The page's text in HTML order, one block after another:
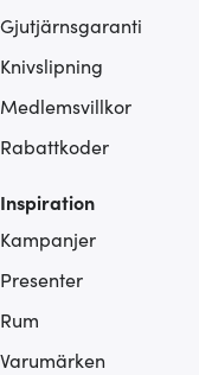
Gjutjärnsgaranti
Knivslipning
Medlemsvillkor
Rabattkoder
Inspiration
Kampanjer
Presenter
Rum
Varumärken